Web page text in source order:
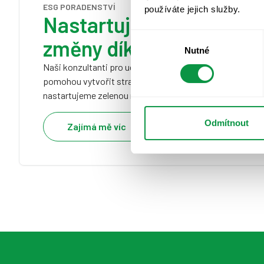
používáte jejich služby.
souhlasu
Nutné
Odmítnout
ESG PORADENSTVÍ
Nastartujte dlouhodobé
změny díky ESG strategii
Naši konzultanti pro udržitelnost ze sesterské
pomohou vytvořit strategii udržitelnosti, která povede k
nastartujeme zelenou modernizaci vaší firmy.
Zajímá mě víc